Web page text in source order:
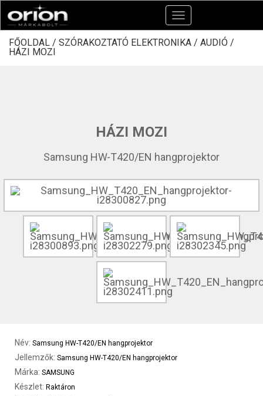
Toggle
navigation
FŐOLDAL / SZÓRAKOZTATÓ ELEKTRONIKA / AUDIÓ /
HÁZI MOZI
HÁZI MOZI
Samsung HW-T420/EN hangprojektor
Név: Samsung HW-T420/EN hangprojektor
Jellemzők: Samsung HW-T420/EN hangprojektor
Márka: SAMSUNG
Készlet: Raktáron